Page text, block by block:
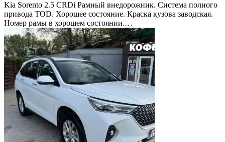
Kia Sorento 2.5 CRDi Рамный внедорожник. Система полного
привода TOD. Хорошее состояние. Краска кузова заводская.
Номер рамы в хорошем состоянии.…